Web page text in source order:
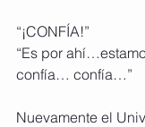
“¡CONFÍA!”
“Es por
confía… confía…”
Nuevamente el